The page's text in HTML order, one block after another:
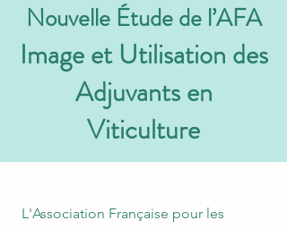
Nouvelle Étude de l’AFA
Image et Utilisation des
Adjuvants en
Viticulture
L'Association Française pour les